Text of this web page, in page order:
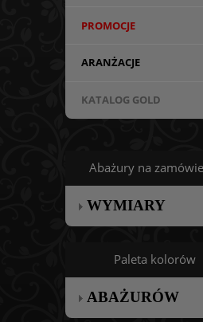
PROMOCJE
ARANŻACJE
KATALOG GOLD
Abażury na
WYMIARY
Paleta kolorów
ABAŻURÓW